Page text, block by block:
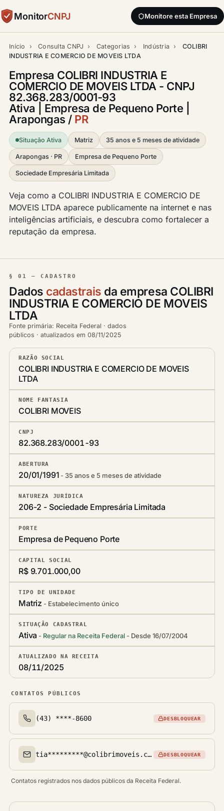
MonitorCNPJ Monitore esta Empresa
Início › Consulta CNPJ › Categorias › Indústria ›
COLIBRI
INDUSTRIA E COMERCIO DE MOVEIS LTDA
Empresa COLIBRI INDUSTRIA E
COMERCIO DE MOVEIS LTDA - CNPJ
82.368.283/0001-93
Ativa | Empresa de Pequeno Porte |
Arapongas / PR
Situação Ativa Matriz 35 anos e 5 meses de atividade
Arapongas · PR Empresa de Pequeno Porte
Sociedade Empresária Limitada
Veja como a COLIBRI INDUSTRIA E COMERCIO DE
MOVEIS LTDA aparece publicamente na internet e nas
inteligências artificiais, e descubra como fortalecer a
reputação da empresa.
§ 01 — CADASTRO
Dados cadastrais da empresa COLIBRI
INDUSTRIA E COMERCIO DE MOVEIS
LTDA
Fonte primária: Receita Federal · dados
públicos · atualizados em 08/11/2025
RAZÃO SOCIAL
COLIBRI INDUSTRIA E COMERCIO DE MOVEIS
LTDA
NOME FANTASIA
COLIBRI MOVEIS
CNPJ
82.368.283/0001-93
ABERTURA
20/01/1991 35 anos e 5 meses de atividade
NATUREZA JURÍDICA
206-2 - Sociedade Empresária Limitada
PORTE
Empresa de Pequeno Porte
CAPITAL SOCIAL
R$ 9.701.000,00
TIPO DE UNIDADE
Matriz Estabelecimento único
SITUAÇÃO CADASTRAL
Ativa Regular na Receita Federal Desde 16/07/2004
ATUALIZADO NA RECEITA
08/11/2025
CONTATOS PÚBLICOS
Telefone(s)
(43) ****-8600 DESBLOQUEAR
Email(s)
tia*********@colibrimoveis.com.br DESBLOQUEAR
Contatos registrados nos dados públicos da Receita Federal.